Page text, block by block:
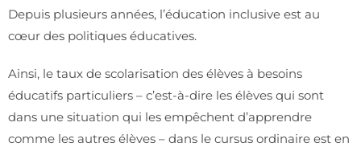
Depuis plusieurs années, l’éducation inclusive est au
cœur des politiques éducatives.
Ainsi, le taux de scolarisation des élèves à besoins
éducatifs particuliers – c’est-à-dire les élèves qui sont
dans une situation qui les empêchent d’apprendre
comme les autres élèves – dans le cursus ordinaire est en